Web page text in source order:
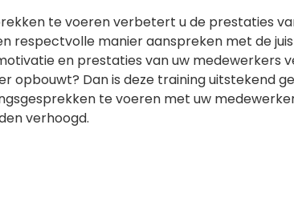
te voeren verbetert u de prestaties
respectvolle manier aanspreken met de
en prestaties van uw medewerkers
opbouwt? Dan is deze training uitstekend
te voeren met uw
verhoogd.